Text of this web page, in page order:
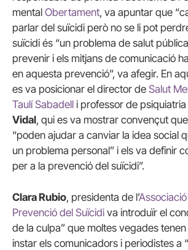
mental Obertament, va apuntar que
parlar del suïcidi però no se li pot
suïcidi és “un problema de salut
prevenir i els mitjans de comunicació
en aquesta prevenció”, va afegir. En
es va posicionar el director de Salut
Taulí Sabadell i professor de psiquiatria
Vidal, qui es va mostrar convençut
“poden ajudar a canviar la idea social
un problema personal” i els va definir
per a la prevenció del suïcidi”.
Clara Rubio, presidenta de l’
Prevenció del Suïcidi va introduïr el
de la culpa” que moltes vegades
instar els comunicadors i periodistes a